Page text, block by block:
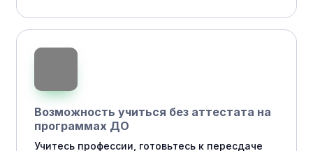
Возможность учиться без аттестата на
программах ДО
Учитесь профессии, готовьтесь к пересдаче